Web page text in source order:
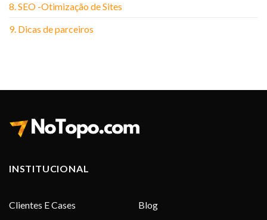
8. SEO -Otimização de Sites
9. Dicas de parceiros
INSTITUCIONAL
Clientes E Cases
Blog